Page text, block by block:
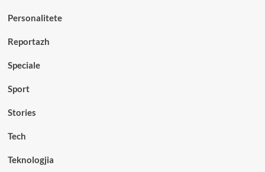
Personalitete
Reportazh
Speciale
Sport
Stories
Tech
Teknologjia